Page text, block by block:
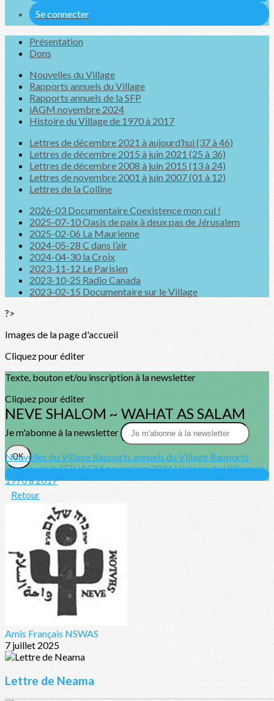
Se connecter
Présentation
Dons
Nouvelles du Village
Rapports annuels du Village
Rapports annuels de la SFP
iAGM novembre 2024
Histoire du Village de 1970 à 2017
Lettres de décembre 2021 à aujourd’hui (37 à 46)
Lettres de décembre 2015 à juin 2021 (25 à 36)
Lettres de décembre 2008 à juin 2015 (13 à 24)
Lettres de novembre 2001 à juin 2007 (01 à 12)
Lettres de la Colline
2026-03 Documentaire Coexistence mon cul !
2025-07-10 Oasis de paix à deux pas de Jérusalem
2025-02-06 La Maurienne
2024-05-28 C dans l’air
2024-04-30 la Croix
2023-11-12 Le Parisien
2023-10-25 Radio Canada
2023-02-15 Documentaire sur le Village
?>
Images de la page d'accueil
Cliquez pour éditer
Texte, bouton et/ou inscription à la newsletter
Cliquez pour éditer
NEVE SHALOM ~ WAHAT AS SALAM
Je m'abonne à la newsletter
OK
Nouvelles du Village Rapports annuels du Village Rapports
annuels de la SFPiAGM novembre 2024Histoire du Village de
1970 à 2017
Retour
Amis Français NSWAS
7 juillet 2025
Lettre de Neama